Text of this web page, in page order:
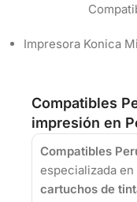
Impresora Konica
Compatibles
impresión en
Compatibles
especializada en
cartuchos de